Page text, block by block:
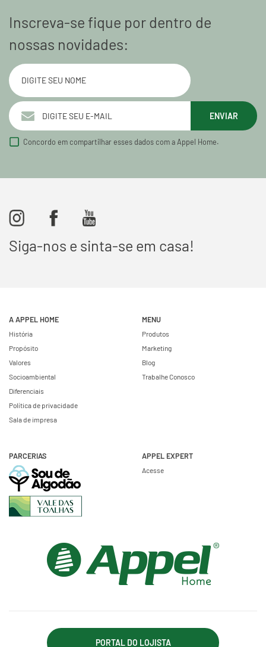
Inscreva-se fique por dentro de
nossas novidades:
ENVIAR
Concordo em compartilhar esses dados com a Appel Home.
Siga-nos e sinta-se em casa!
A APPEL HOME
História
Propósito
Valores
Socioambiental
Diferenciais
Política de privacidade
Sala de impresa
MENU
Produtos
Marketing
Blog
Trabalhe Conosco
PARCERIAS APPEL EXPERT
Acesse
PORTAL DO LOJISTA